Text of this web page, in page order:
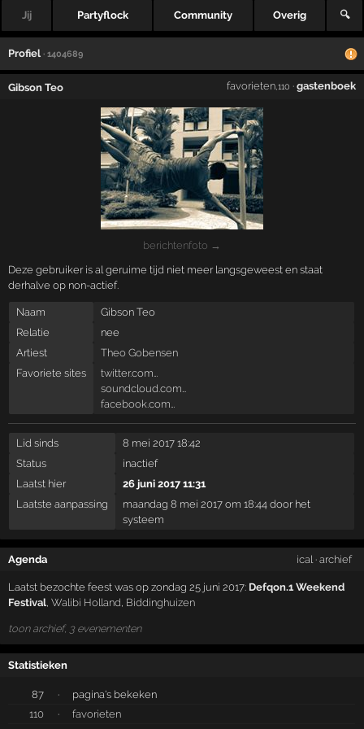
Jij Partyflock Community Overig 🔍
Profiel · 1404689
Gibson Teo favorieten,110 · gastenboek
berichtenfoto →
Deze gebruiker is al geruime tijd niet meer langsgeweest en staat
derhalve op non-actief.
Naam
Gibson Teo
Relatie
nee
Artiest
Theo Gobensen
Favoriete sites
twitter.com…
soundcloud.com…
facebook.com…
Lid sinds
8 mei 2017 18:42
Status
inactief
Laatst hier
26 juni 2017 11:31
Laatste aanpassing
maandag 8 mei 2017 om 18:44 door het
systeem
Agenda ical· archief
Laatst bezochte feest was op zondag 25 juni 2017: Defqon.1 Weekend
Festival,Walibi Holland, Biddinghuizen
toon archief, 3 evenementen
Statistieken
87 ·
pagina's bekeken
110
·
favorieten